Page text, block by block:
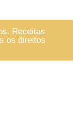
Receitas
os direitos